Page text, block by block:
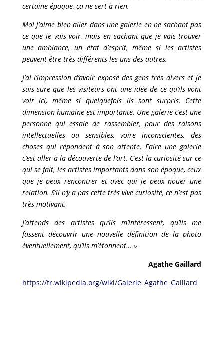
certaine époque, ça ne sert à rien.
Moi j’aime bien aller dans une galerie en ne sachant pas
ce que je vais voir, mais en sachant que je vais trouver
une ambiance, un état d’esprit, même si les artistes
peuvent être très différents les uns des autres.
J’ai l’impression d’avoir exposé des gens très divers et je
suis sure que les visiteurs ont une idée de ce qu’ils vont
voir ici, même si quelquefois ils sont surpris. Cette
dimension humaine est importante. Une galerie c’est une
personne qui essaie de rassembler, pour des raisons
intellectuelles ou sensibles, voire inconscientes, des
choses qui répondent à son attente. Faire une galerie
c’est aller à la découverte de l’art. C’est la curiosité sur ce
qui se fait, les artistes importants dans son époque, ceux
que je peux rencontrer et avec qui je peux nouer une
relation. S’il n’y a pas cette très vive curiosité, ce n’est pas
très motivant.
J’attends des artistes qu’ils m’intéressent, qu’ils me
fassent découvrir une nouvelle définition de la photo
éventuellement, qu’ils m’étonnent… »
Agathe Gaillard
https://fr.wikipedia.org/wiki/Galerie_Agathe_Gaillard